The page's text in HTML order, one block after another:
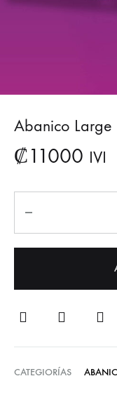
Abanico Large
₡11000 IVI
CATEGIORÍAS